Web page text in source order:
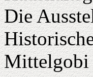
Die
Mittelgobi